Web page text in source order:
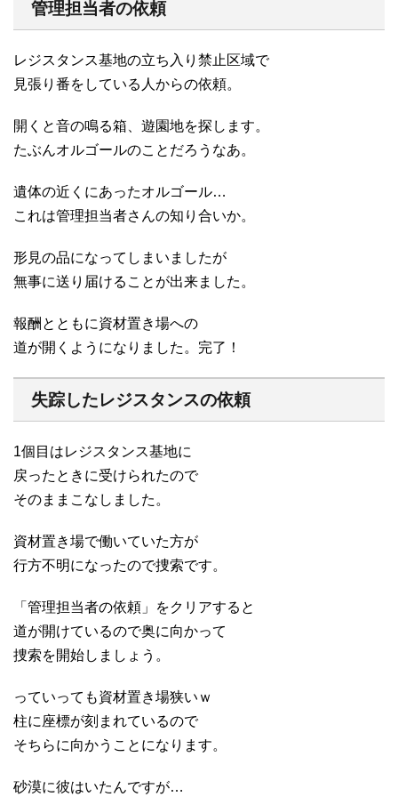
管理担当者の依頼
レジスタンス基地の立ち入り禁止区域で
見張り番をしている人からの依頼。
開くと音の鳴る箱、遊園地を探します。
たぶんオルゴールのことだろうなあ。
遺体の近くにあったオルゴール…
これは管理担当者さんの知り合いか。
形見の品になってしまいましたが
無事に送り届けることが出来ました。
報酬とともに資材置き場への
道が開くようになりました。完了！
失踪したレジスタンスの依頼
1個目はレジスタンス基地に
戻ったときに受けられたので
そのままこなしました。
資材置き場で働いていた方が
行方不明になったので捜索です。
「管理担当者の依頼」をクリアすると
道が開けているので奥に向かって
捜索を開始しましょう。
っていっても資材置き場狭いｗ
柱に座標が刻まれているので
そちらに向かうことになります。
砂漠に彼はいたんですが…